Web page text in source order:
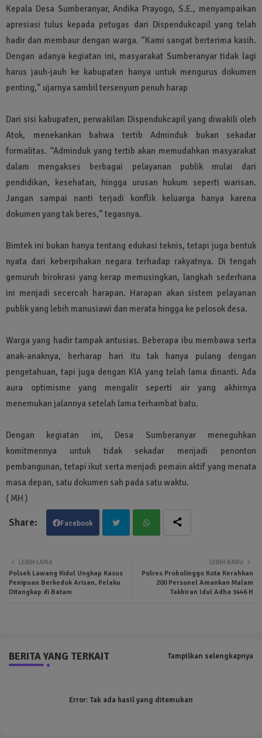
Kepala Desa Sumberanyar, Andika Prayogo, S.E., menyampaikan
apresiasi tulus kepada petugas dari Dispendukcapil yang telah
hadir dan membaur dengan warga. “Kami sangat berterima kasih.
Dengan adanya kegiatan ini, masyarakat Sumberanyar tidak lagi
harus jauh-jauh ke kabupaten hanya untuk mengurus dokumen
penting,” ujarnya sambil tersenyum penuh harap
Dari sisi kabupaten, perwakilan Dispendukcapil yang diwakili oleh
Atok, menekankan bahwa tertib Adminduk bukan sekadar
formalitas. “Adminduk yang tertib akan memudahkan masyarakat
dalam mengakses berbagai pelayanan publik mulai dari
pendidikan, kesehatan, hingga urusan hukum seperti warisan.
Jangan sampai nanti terjadi konflik keluarga hanya karena
dokumen yang tak beres,” tegasnya.
Bimtek ini bukan hanya tentang edukasi teknis, tetapi juga bentuk
nyata dari keberpihakan negara terhadap rakyatnya. Di tengah
gemuruh birokrasi yang kerap memusingkan, langkah sederhana
ini menjadi secercah harapan. Harapan akan sistem pelayanan
publik yang lebih manusiawi dan merata hingga ke pelosok desa.
Warga yang hadir tampak antusias. Beberapa ibu membawa serta
anak-anaknya, berharap hari itu tak hanya pulang dengan
pengetahuan, tapi juga dengan KIA yang telah lama dinanti. Ada
aura optimisme yang mengalir seperti air yang akhirnya
menemukan jalannya setelah lama terhambat batu.
Dengan kegiatan ini, Desa Sumberanyar meneguhkan
komitmennya untuk tidak sekadar menjadi penonton
pembangunan, tetapi ikut serta menjadi pemain aktif yang menata
masa depan, satu dokumen sah pada satu waktu.
( MH )
Facebook
ter tsa
LEBIH BARU
Polres Probolinggo Kota Kerahkan
200 Personel Amankan Malam
Takbiran Idul Adha 1446 H
LEBIH LAMA
Polsek Lawang Kidul Ungkap Kasus
Penipuan Berkedok Arisan, Pelaku
Ditangkap di Batam
BERITA YANG TERKAIT Tampilkan selengkapnya
Error:Tak ada hasil yang ditemukan